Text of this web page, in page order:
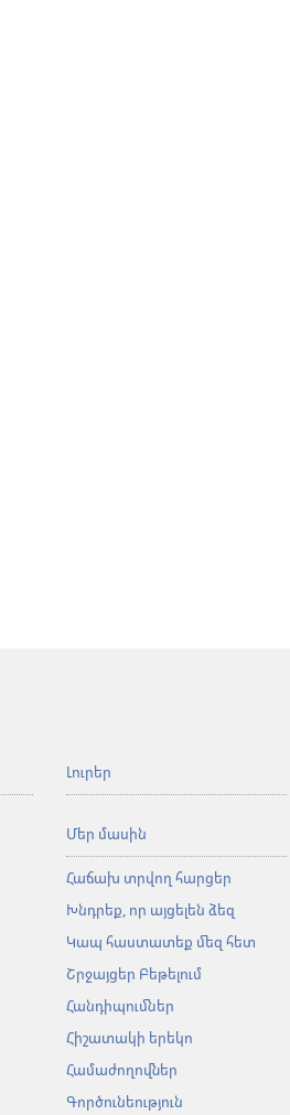
Լուրեր
Մեր մասին
Հաճախ տրվող հարցեր
Խնդրեք, որ այցելեն ձեզ
Կապ հաստատեք մեզ հետ
Շրջայցեր Բեթելում
Հանդիպումներ
Հիշատակի երեկո
Համաժողովներ
Գործունեություն